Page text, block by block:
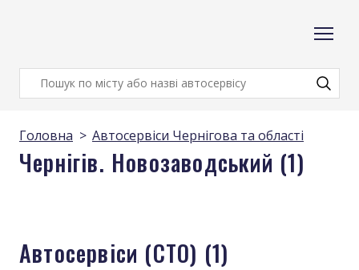
Головна Автосервіси Чернігова та області
Чернігів. Новозаводський (1)
Автосервіси (СТО) (1)